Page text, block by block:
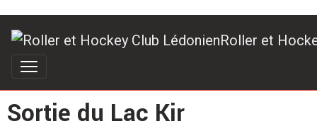
Roller et
Sortie du Lac Kir